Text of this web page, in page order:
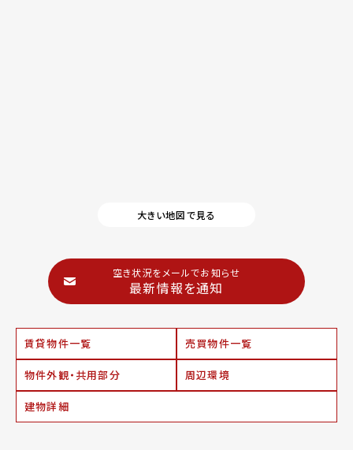
大きい地図で見る
空き状況をメールでお知らせ
最新情報を通知
賃貸物件一覧 売買物件一覧
物件外観・共用部分 周辺環境
建物詳細